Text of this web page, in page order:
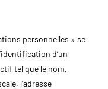
personnelles » se
d’un
tel que le nom,
l’adresse